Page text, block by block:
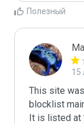
Полезный
15
This site
blocklist
It is listed